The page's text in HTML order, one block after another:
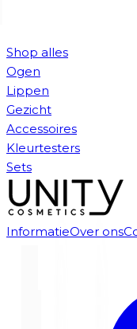
Shop alles
Ogen
Lippen
Gezicht
Accessoires
Kleurtesters
Sets
InformatieOver ons